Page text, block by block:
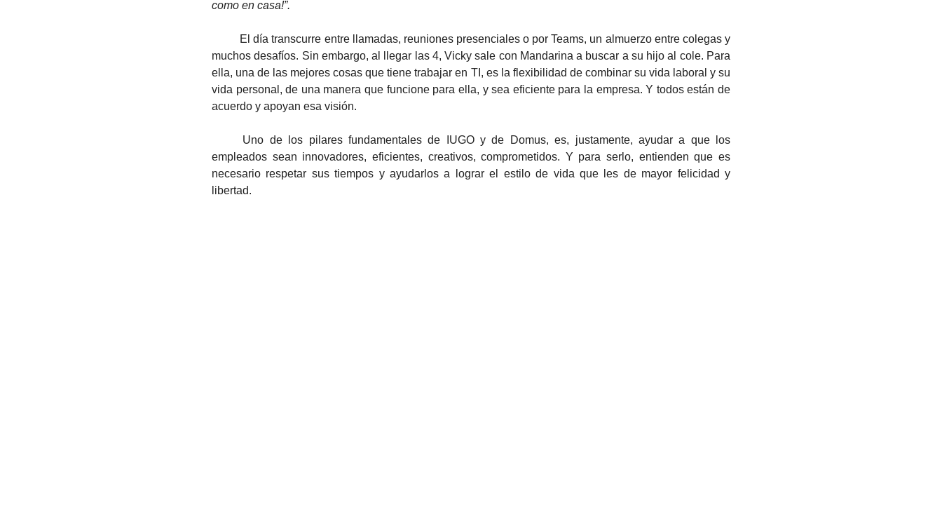
como en casa!”.
muchos desafíos. Sin embargo, al llegar las 4, Vicky sale con Mandarina a buscar a su hijo al cole. Para
ella, una de las mejores cosas que tiene trabajar en TI, es la flexibilidad de combinar su vida laboral y su
vida personal, de una manera que funcione para ella, y sea eficiente para la empresa. Y todos están de
acuerdo y apoyan esa visión.
empleados sean innovadores, eficientes, creativos, comprometidos. Y para serlo, entienden que es
necesario respetar sus tiempos y ayudarlos a lograr el estilo de vida que les de mayor felicidad y
libertad.